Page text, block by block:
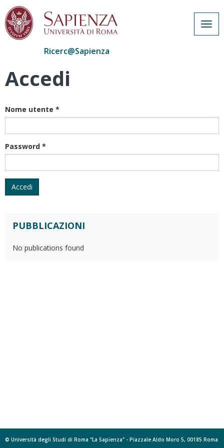
Salta
Ricerc@Sapienza
Accedi
Nome utente *
Password *
Accedi
PUBBLICAZIONI
No publications found
© Università degli Studi di Roma "La Sapienza" - Piazzale Aldo Moro 5, 00185 Roma